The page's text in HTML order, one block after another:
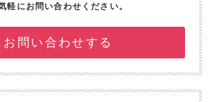
軽にお問い合わせください。
お問い合わせする